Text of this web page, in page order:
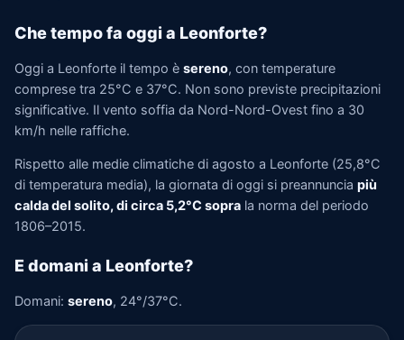
Che tempo fa oggi a Leonforte?
Oggi a Leonforte il tempo è sereno, con temperature
comprese tra 25°C e 37°C. Non sono previste precipitazioni
significative. Il vento soffia da Nord-Nord-Ovest fino a 30
km/h nelle raffiche.
Rispetto alle medie climatiche di agosto a Leonforte (25,8°C
di temperatura media), la giornata di oggi si preannuncia più
calda del solito, di circa 5,2°C sopra la norma del periodo
1806–2015.
E domani a Leonforte?
Domani: sereno, 24°/37°C.